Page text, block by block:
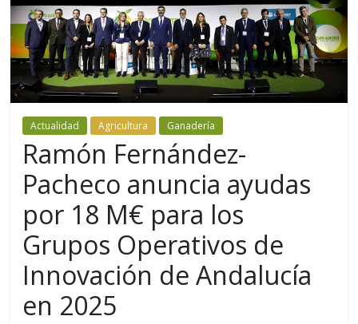
Actualidad Agricultura Ganadería
Ramón Fernández-
Pacheco anuncia ayudas
por 18 M€ para los
Grupos Operativos de
Innovación de Andalucía
en 2025